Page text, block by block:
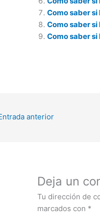
Como saber
Como saber si
Como saber
anterior
Deja un
Tu dirección de
marcados con *